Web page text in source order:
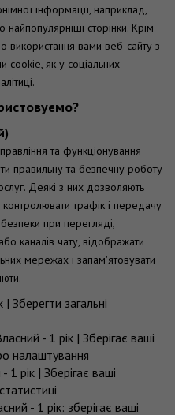
інформації, наприклад,
найпопулярніші сторінки. Крім
використання вами веб-сайту з
cookie, як у соціальних
та функціонування
правильну та безпечну роботу
Деякі з них дозволяють
контролювати трафік і передачу
при перегляді,
каналів чату, відображати
мережах і запам'ятовувати
Зберегти загальні
- 1 рік | Зберігає ваші
налаштування
1 рік | Зберігає ваші
- 1 рік: зберігає ваші